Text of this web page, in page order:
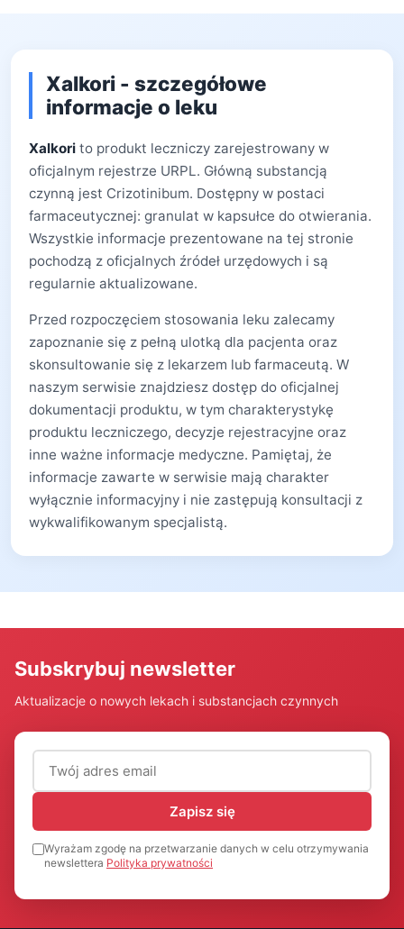
Xalkori - szczegółowe
informacje o leku
Xalkori to produkt leczniczy zarejestrowany w
oficjalnym rejestrze URPL. Główną substancją
czynną jest Crizotinibum. Dostępny w postaci
farmaceutycznej: granulat w kapsułce do otwierania.
Wszystkie informacje prezentowane na tej stronie
pochodzą z oficjalnych źródeł urzędowych i są
regularnie aktualizowane.
Przed rozpoczęciem stosowania leku zalecamy
zapoznanie się z pełną ulotką dla pacjenta oraz
skonsultowanie się z lekarzem lub farmaceutą. W
naszym serwisie znajdziesz dostęp do oficjalnej
dokumentacji produktu, w tym charakterystykę
produktu leczniczego, decyzje rejestracyjne oraz
inne ważne informacje medyczne. Pamiętaj, że
informacje zawarte w serwisie mają charakter
wyłącznie informacyjny i nie zastępują konsultacji z
wykwalifikowanym specjalistą.
Subskrybuj newsletter
Aktualizacje o nowych lekach i substancjach czynnych
Adres email (wymagany)
Zapisz się
Wyrażam zgodę na przetwarzanie danych w celu otrzymywania
newslettera Polityka prywatności